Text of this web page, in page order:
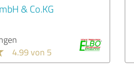
& Co.KG
4.99 von 5